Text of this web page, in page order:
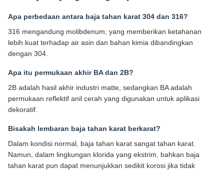
Apa perbedaan antara baja tahan karat 304 dan 316?
316 mengandung molibdenum, yang memberikan ketahanan
lebih kuat terhadap air asin dan bahan kimia dibandingkan
dengan 304.
Apa itu permukaan akhir BA dan 2B?
2B adalah hasil akhir industri matte, sedangkan BA adalah
permukaan reflektif anil cerah yang digunakan untuk aplikasi
dekoratif.
Bisakah lembaran baja tahan karat berkarat?
Dalam kondisi normal, baja tahan karat sangat tahan karat.
Namun, dalam lingkungan klorida yang ekstrim, bahkan baja
tahan karat pun dapat menunjukkan sedikit korosi jika tidak